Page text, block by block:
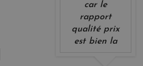
car le
rapport
qualité prix
est bien la